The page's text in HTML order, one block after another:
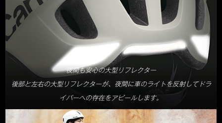
夜間も安心の大型リフレクター
後部と左右の大型リフレクターが、夜間に車のライトを反射してドラ
イバーへの存在をアピールします。